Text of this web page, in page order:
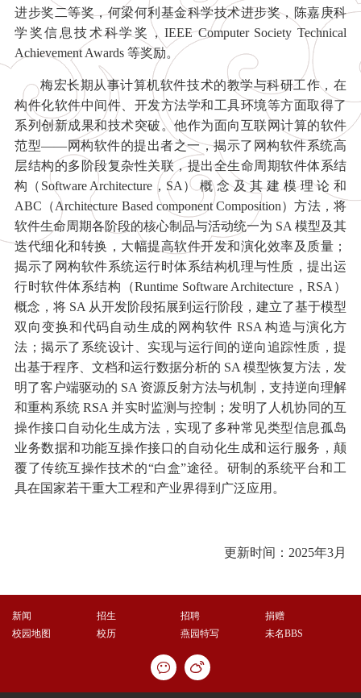
进步奖二等奖，何梁何利基金科学技术进步奖，陈嘉庚科
学奖信息技术科学奖，IEEE Computer Society Technical
Achievement Awards 等奖励。
梅宏长期从事计算机软件技术的教学与科研工作，在
构件化软件中间件、开发方法学和工具环境等方面取得了
系列创新成果和技术突破。他作为面向互联网计算的软件
范型——网构软件的提出者之一，揭示了网构软件系统高
层结构的多阶段复杂性关联，提出全生命周期软件体系结
构（Software Architecture，SA） 概 念 及 其 建 模 理 论 和
ABC（Architecture Based component Composition）方法，将
软件生命周期各阶段的核心制品与活动统一为 SA 模型及其
迭代细化和转换，大幅提高软件开发和演化效率及质量；
揭示了网构软件系统运行时体系结构机理与性质，提出运
行时软件体系结构（Runtime Software Architecture，RSA）
概念，将 SA 从开发阶段拓展到运行阶段，建立了基于模型
双向变换和代码自动生成的网构软件 RSA 构造与演化方
法；揭示了系统设计、实现与运行间的逆向追踪性质，提
出基于程序、文档和运行数据分析的 SA 模型恢复方法，发
明了客户端驱动的 SA 资源反射方法与机制，支持逆向理解
和重构系统 RSA 并实时监测与控制；发明了人机协同的互
操作接口自动化生成方法，实现了多种常见类型信息孤岛
业务数据和功能互操作接口的自动化生成和运行服务，颠
覆了传统互操作技术的“白盒”途径。研制的系统平台和工
具在国家若干重大工程和产业界得到广泛应用。
更新时间：2025年3月
新闻 招生 招聘
捐赠
校园地图
校历 燕园特写 未名BBS